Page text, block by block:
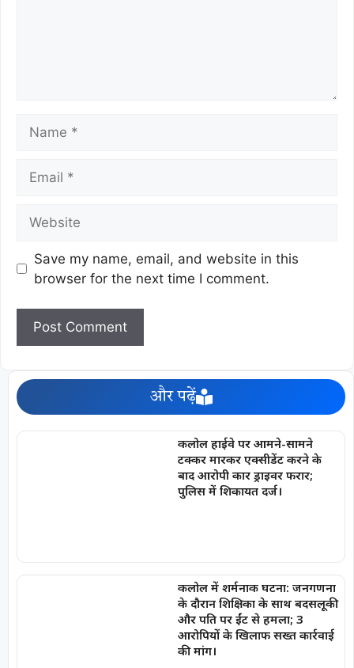
Save my name, email, and website in this
browser for the next time I comment.
और पढ़ें
कलोल हाईवे पर आमने-सामने
टक्कर मारकर एक्सीडेंट करने के
बाद आरोपी कार ड्राइवर फरार;
पुलिस में शिकायत दर्ज।
कलोल में शर्मनाक घटना: जनगणना
के दौरान शिक्षिका के साथ बदसलूकी
और पति पर ईंट से हमला; 3
आरोपियों के खिलाफ सख्त कार्रवाई
की मांग।